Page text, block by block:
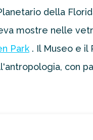
della
mostre nelle
Park . Il Museo e
con